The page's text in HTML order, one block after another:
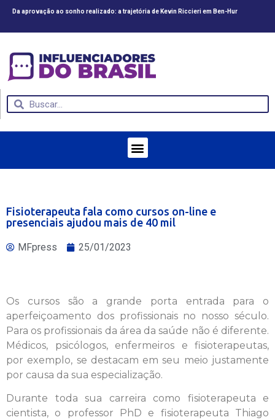
Da aprovação ao sonho realizado: a trajetória de Kevin Riccieri em Ben-Hur
Fisioterapeuta fala como cursos on-line e
presenciais ajudou mais de 40 mil
MFpress 25/01/2023
Os cursos são a grande porta entrada para o
aperfeiçoamento dos profissionais no nosso século.
Para os profissionais da área da saúde não é diferente.
Médicos, psicólogos, enfermeiros e fisioterapeutas,
por exemplo, se destacam em seu meio justamente
por causa da sua especialização.
Durante toda sua carreira como fisioterapeuta e
cientista, o professor PhD e fisioterapeuta Thiago